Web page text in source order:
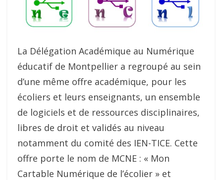
La Délégation Académique au Numérique
éducatif de Montpellier a regroupé au sein
d’une même offre académique, pour les
écoliers et leurs enseignants, un ensemble
de logiciels et de ressources disciplinaires,
libres de droit et validés au niveau
notamment du comité des IEN-TICE. Cette
offre porte le nom de MCNE : « Mon
Cartable Numérique de l’écolier » et